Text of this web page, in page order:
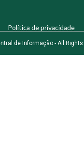
Política de privacidade
de Informação - All Rights